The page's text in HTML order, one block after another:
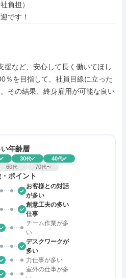
負担）
です！
援など、安心して長く働いてほし
％を目指して、社員目線に立った
その結果、終身雇用が可能な良い
い年齢層
30代 40代
60代 70代〜
ポイント
お客様との対話
が多い
創意工夫の多い
仕事
チーム作業が多
い
デスクワークが
多い
力仕事が多い
室外の仕事が多